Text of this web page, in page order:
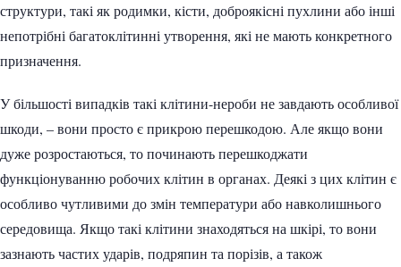
структури, такі як родимки, кісти, доброякісні пухлини або інші
непотрібні багатоклітинні утворення, які не мають конкретного
призначення.
У більшості випадків такі клітини-нероби не завдають особливої
​​шкоди, – вони просто є прикрою перешкодою. Але якщо вони
дуже розростаються, то починають перешкоджати
функціонуванню робочих клітин в органах. Деякі з цих клітин є
особливо чутливими до змін температури або навколишнього
середовища. Якщо такі клітини знаходяться на шкірі, то вони
зазнають частих ударів, подряпин та порізів, а також